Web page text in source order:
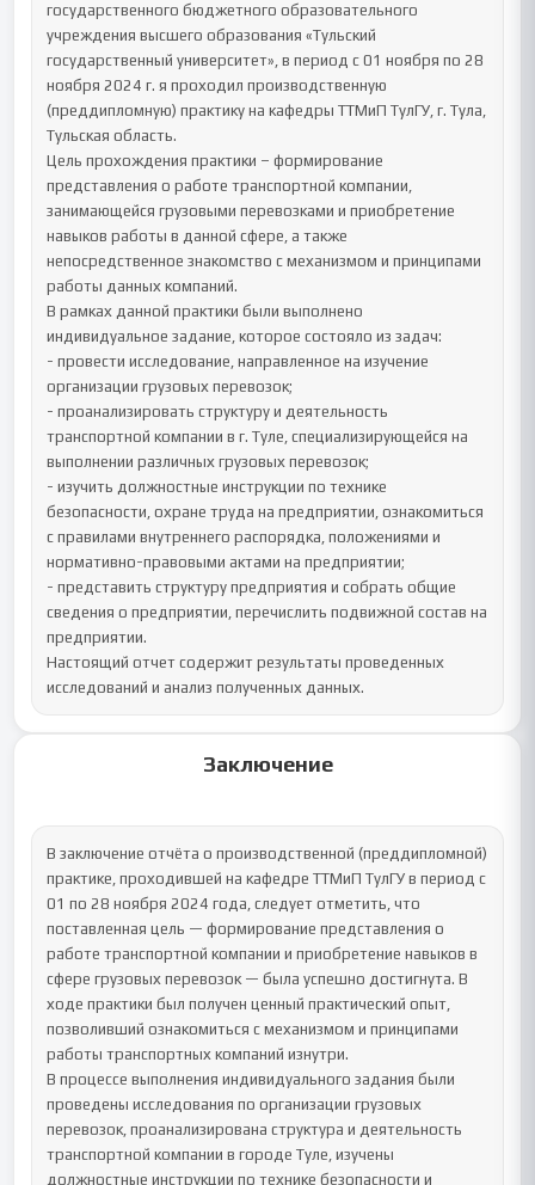
государственного бюджетного образовательного
учреждения высшего образования «Тульский
государственный университет», в период с 01 ноября по 28
ноября 2024 г. я проходил производственную
(преддипломную) практику на кафедры ТТМиП ТулГУ, г. Тула,
Тульская область.
Цель прохождения практики – формирование
представления о работе транспортной компании,
занимающейся грузовыми перевозками и приобретение
навыков работы в данной сфере, а также
непосредственное знакомство с механизмом и принципами
работы данных компаний.
В рамках данной практики были выполнено
индивидуальное задание, которое состояло из задач:
- провести исследование, направленное на изучение
организации грузовых перевозок;
- проанализировать структуру и деятельность
транспортной компании в г. Туле, специализирующейся на
выполнении различных грузовых перевозок;
- изучить должностные инструкции по технике
безопасности, охране труда на предприятии, ознакомиться
с правилами внутреннего распорядка, положениями и
нормативно-правовыми актами на предприятии;
- представить структуру предприятия и собрать общие
сведения о предприятии, перечислить подвижной состав на
предприятии.
Настоящий отчет содержит результаты проведенных
исследований и анализ полученных данных.
Заключение
В заключение отчёта о производственной (преддипломной)
практике, проходившей на кафедре ТТМиП ТулГУ в период с
01 по 28 ноября 2024 года, следует отметить, что
поставленная цель — формирование представления о
работе транспортной компании и приобретение навыков в
сфере грузовых перевозок — была успешно достигнута. В
ходе практики был получен ценный практический опыт,
позволивший ознакомиться с механизмом и принципами
работы транспортных компаний изнутри.
В процессе выполнения индивидуального задания были
проведены исследования по организации грузовых
перевозок, проанализирована структура и деятельность
транспортной компании в городе Туле, изучены
должностные инструкции по технике безопасности и